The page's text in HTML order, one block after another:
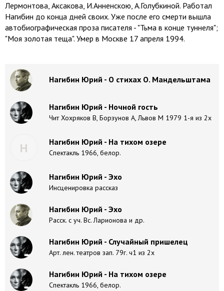
Лермонтова, Аксакова, И.Анненскою, А.Голубкиной. Работал
Нагибин до конца дней своих. Уже после его смерти вышла
автобиографическая проза писателя - "Тьма в конце туннеля";
"Моя золотая теща". Умер в Москве 17 апреля 1994.
Нагибин Юрий - О стихах О. Мандельштама
Нагибин Юрий - Ночной гость
Чит Хохряков В, Борзунов А, Львов М 1979 1-я из 2х
Н Нагибин Юрий - На тихом озере
Спектакль 1966, белор.
Нагибин Юрий - Эхо
Инсценировка рассказ
Нагибин Юрий - Эхо
Расск. с уч. Вс. Ларионова и др.
Нагибин Юрий - Случайный пришелец
Арт. лен. театров зап. 79г. ч1 из 2х
Нагибин Юрий - На тихом озере
Спектакль 1966, белор.